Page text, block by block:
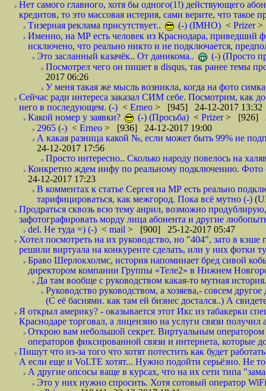
Нет самого главного, хотя бы одного(1!) действующего
кредитов, то это массовая истерия, сами верите, что такое
Тизерная реклама присутствует..
(-) (IMHO) < Prizer>
Именно, на МР есть человек из Краснодара, приведший
исключено, что реально никто и не подключается,
Это засланный казачёк.. От даникома..
(-) (Просто
Посмотрел чего он пишет в disqus, так ранее темы
2017 06:26
У меня такая же мысль возникла, когда на фото
Сейчас ради интереса заказал СИМ себе. Посмотрим, как
него в последующем. (-) < Erneo > [945] 24-12-2017 13:32
Какой номер у заявки?
(-) (Просьба) < Prizer> [926]
2965 (-) < Erneo > [936] 24-12-2017 19:00
А какая разница какой №, если может быть 99% не
24-12-2017 17:56
Просто интересно.. Сколько народу повелось на
Конкретно ждем инфу по реальному подключению. Фото
24-12-2017 17:23
В комментах к статье Сергея на МР есть реально
тарифицироваться, как межгород. Пока всё мутно (-) (
Продраться сквозь всю тему анрил, возможно
зафотографировать морду лица абонента и другие
del. Не туда =) (-) < mail > [900] 25-12-2017 05:47
Хотел посмотреть на их руководство, но "404", зато в
решили виртуала на конкуренте сделать, или у них фотки
Браво Шерлокхолмс, история напоминает бред сивой
директором компании Группы «Теле2» в Нижнем
Да там вообще с руководством какая-то мутная
Руководство руководством, а хозяева,- совсем
(С её баснями. как там ей бизнес достался..) А
Я открыл америку? - оказывается этот Икс из табакерки
Краснодаре торговал, а лицензию на услуги связи получил
Открою вам небольшой секрет. Виртуальным оператором
операторов фиксированной связи и интернета, которые
Пишут что из-за того что хотят потестить как будет
А если еще и VoLTE хотят... Нужно подойти серьёзно. Не
А другие опсосы ваще в курсах, что на их сети типа
Это у них нужно спросить. Хотя сотовый оператор